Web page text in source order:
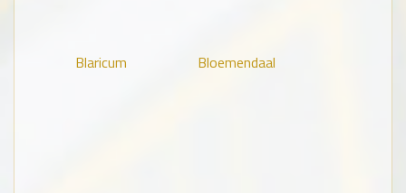
Blaricum Bloemendaal